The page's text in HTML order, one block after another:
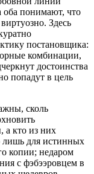
оба понимают, что
Здесь
постановщика:
комбинации,
достоинства
попадут в цель
сколь
а кто из них
лишь для истинных
копии; недаром
с фэбээровцем в